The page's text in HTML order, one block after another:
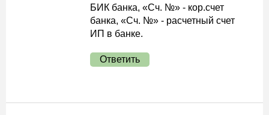
БИК банка, «Сч. №» - кор.счет
банка, «Сч. №» - расчетный счет
ИП в банке.
Ответить